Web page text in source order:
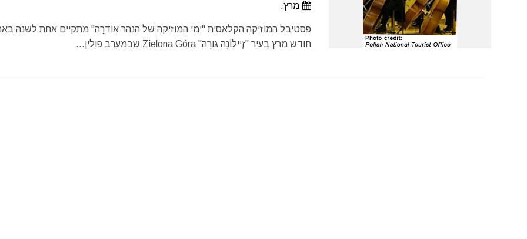
מרץ.
פסטיבל המוזיקה הקלאסית "ימי המוזיקה של הנהר אוֹדרָה" מתקיים אחת לשנה
חודש מרץ בעיר "זֶיילוֹנַה גוּרַה" Zielona Góra שבמערב פולין...